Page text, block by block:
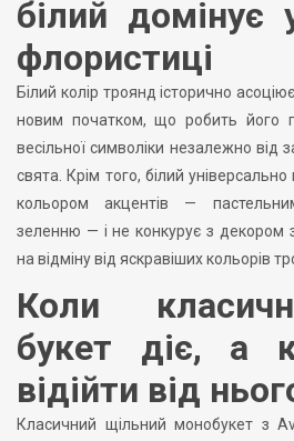
білий домінує
флористиці
Білий колір троянд історично
новим початком, що робить його
весільної символіки незалежно від
свята. Крім того, білий
кольором акцентів —
зеленню — і не конкурує з декором
на відміну від яскравіших кольорів
Коли
букет діє, а
відійти від
Класичний щільний монобукет з